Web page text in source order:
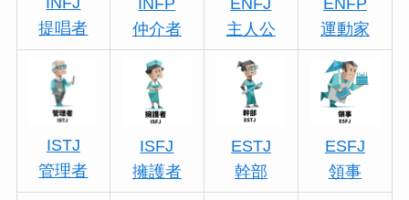
提唱者
INFP
仲介者
ENFJ
主人公
ENFP
運動家
ISTJ
管理者
ISFJ
擁護者
ESTJ
幹部
ESFJ
領事